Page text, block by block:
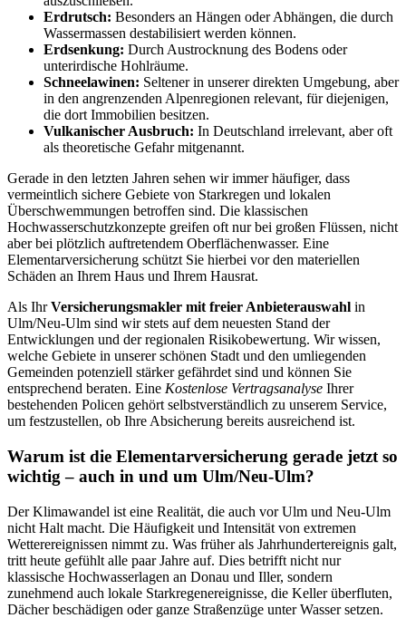
Erdrutsch: Besonders an Hängen oder Abhängen, die durch
Wassermassen destabilisiert werden können.
Erdsenkung: Durch Austrocknung des Bodens oder
unterirdische Hohlräume.
Schneelawinen: Seltener in unserer direkten Umgebung, aber
in den angrenzenden Alpenregionen relevant, für diejenigen,
die dort Immobilien besitzen.
Vulkanischer Ausbruch: In Deutschland irrelevant, aber oft
als theoretische Gefahr mitgenannt.
Gerade in den letzten Jahren sehen wir immer häufiger, dass
vermeintlich sichere Gebiete von Starkregen und lokalen
Überschwemmungen betroffen sind. Die klassischen
Hochwasserschutzkonzepte greifen oft nur bei großen Flüssen, nicht
aber bei plötzlich auftretendem Oberflächenwasser. Eine
Elementarversicherung schützt Sie hierbei vor den materiellen
Schäden an Ihrem Haus und Ihrem Hausrat.
Als IhrVersicherungsmakler mit freier Anbieterauswahl in
Ulm/Neu-Ulm sind wir stets auf dem neuesten Stand der
Entwicklungen und der regionalen Risikobewertung. Wir wissen,
welche Gebiete in unserer schönen Stadt und den umliegenden
Gemeinden potenziell stärker gefährdet sind und können Sie
entsprechend beraten. Eine Kostenlose Vertragsanalyse Ihrer
bestehenden Policen gehört selbstverständlich zu unserem Service,
um festzustellen, ob Ihre Absicherung bereits ausreichend ist.
Warum ist die Elementarversicherung gerade jetzt so
wichtig – auch in und um Ulm/Neu-Ulm?
Der Klimawandel ist eine Realität, die auch vor Ulm und Neu-Ulm
nicht Halt macht. Die Häufigkeit und Intensität von extremen
Wetterereignissen nimmt zu. Was früher als Jahrhundertereignis galt,
tritt heute gefühlt alle paar Jahre auf. Dies betrifft nicht nur
klassische Hochwasserlagen an Donau und Iller, sondern
zunehmend auch lokale Starkregenereignisse, die Keller überfluten,
Dächer beschädigen oder ganze Straßenzüge unter Wasser setzen.